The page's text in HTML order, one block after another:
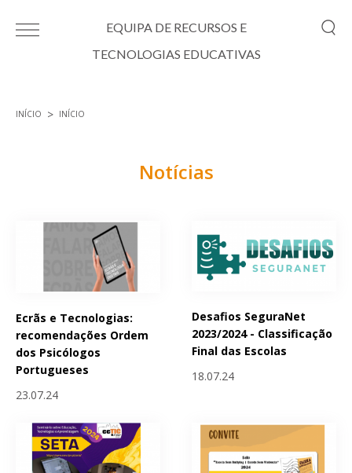
EQUIPA DE RECURSOS E
TECNOLOGIAS EDUCATIVAS
INÍCIO INÍCIO
Notícias
Ecrãs e Tecnologias:
recomendações Ordem
dos Psicólogos
Portugueses
23.07.24
Desafios SeguraNet
2023/2024 - Classificação
Final das Escolas
18.07.24